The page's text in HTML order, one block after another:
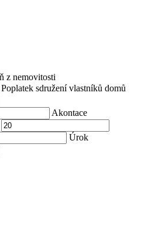
z nemovitosti
Poplatek sdružení vlastníků domů
Akontace
Úrok